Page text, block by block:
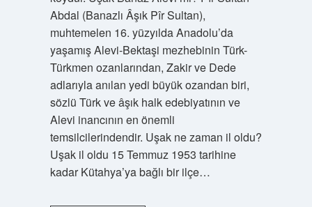
Abdal (Banazlı Âşık Pîr Sultan),
muhtemelen 16. yüzyılda Anadolu’da
yaşamış Alevi-Bektaşi mezhebinin Türk-
Türkmen ozanlarından, Zakir ve Dede
adlarıyla anılan yedi büyük ozandan biri,
sözlü Türk ve âşık halk edebiyatının ve
Alevi inancının en önemli
temsilcilerindendir. Uşak ne zaman il oldu?
Uşak il oldu 15 Temmuz 1953 tarihine
kadar Kütahya’ya bağlı bir ilçe…